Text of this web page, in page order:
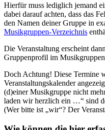
Hierfür muss lediglich jemand
dabei darauf achten, dass das
den Namen deiner Gruppe in
Musikgruppen-Verzeichnis
Die Veranstaltung erscheint dann
Gruppenprofil im
Doch Achtung! Diese Termine
Veranstaltungskalender
(d)einer Musikgruppe nicht
laden wir herzlich ein …“ sind
(Wer bitte ist „wir“? Der